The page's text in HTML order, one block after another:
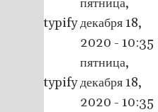
UN
typifyдекабря 18,
2020 - 10:35
typify
пятница,
декабря 18,
2020 - 10:35